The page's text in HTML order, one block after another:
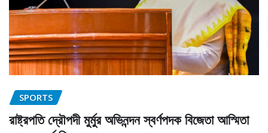
SPORTS
রাষ্ট্রপতি দ্রৌপদী মুর্মুর অভিনন্দন স্বর্ণপদক বিজেতা আস্মিতা